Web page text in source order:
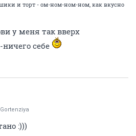
и торт - ом-ном-ном-ном, как вкусно
у меня так вверх
себе
Gortenziya
:)))